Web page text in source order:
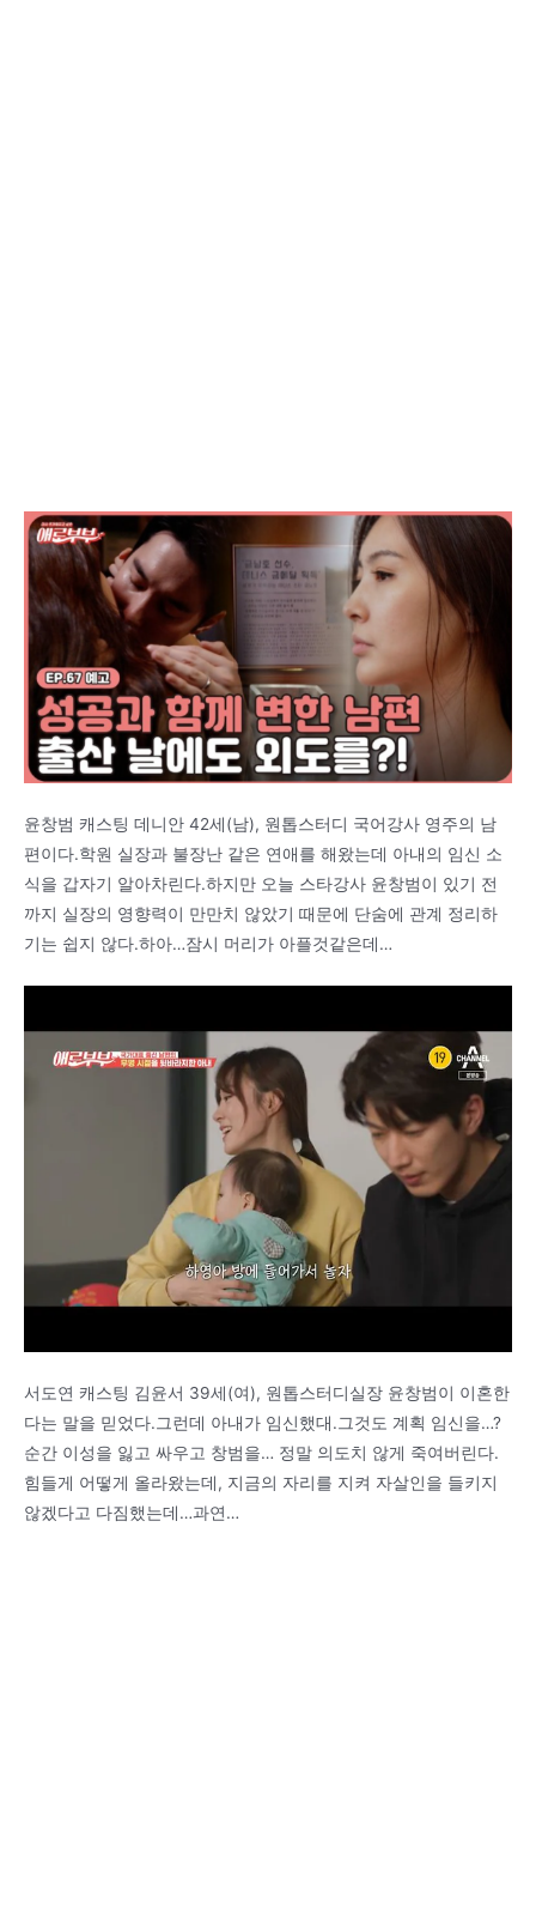
윤창범 캐스팅 데니안 42세(남), 원톱스터디 국어강사 영주의 남
편이다.학원 실장과 불장난 같은 연애를 해왔는데 아내의 임신 소
식을 갑자기 알아차린다.하지만 오늘 스타강사 윤창범이 있기 전
까지 실장의 영향력이 만만치 않았기 때문에 단숨에 관계 정리하
기는 쉽지 않다.하아…잠시 머리가 아플것같은데…
서도연 캐스팅 김윤서 39세(여), 원톱스터디실장 윤창범이 이혼한
다는 말을 믿었다.그런데 아내가 임신했대.그것도 계획 임신을…?
순간 이성을 잃고 싸우고 창범을… 정말 의도치 않게 죽여버린다.
힘들게 어떻게 올라왔는데, 지금의 자리를 지켜 자살인을 들키지
않겠다고 다짐했는데…과연…